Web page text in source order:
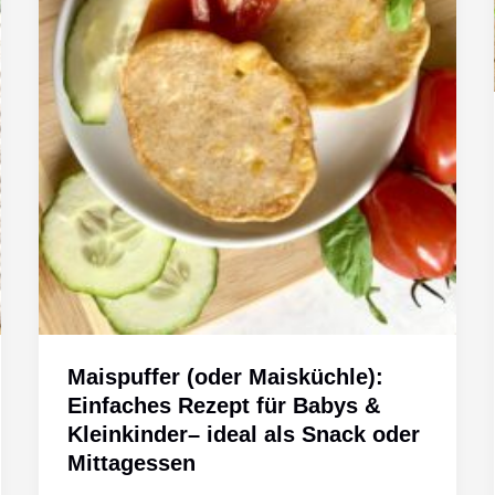
Maispuffer (oder Maisküchle):
Einfaches Rezept für Babys &
Kleinkinder– ideal als Snack oder
Mittagessen